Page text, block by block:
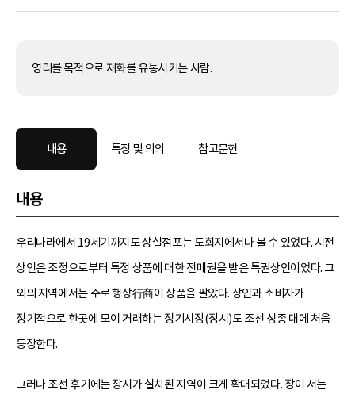
영리를 목적으로 재화를 유통시키는 사람.
내용 특징 및 의의 참고문헌
내용
우리나라에서 19세기까지도 상설점포는 도회지에서나 볼 수 있었다. 시전
상인은 조정으로부터 특정 상품에 대한 전매권을 받은 특권상인이었다. 그
외의 지역에서는 주로 행상行商이 상품을 팔았다. 상인과 소비자가
정기적으로 한곳에 모여 거래하는 정기시장(장시)도 조선 성종 대에 처음
등장한다.
그러나 조선 후기에는 장시가 설치된 지역이 크게 확대되었다. 장이 서는